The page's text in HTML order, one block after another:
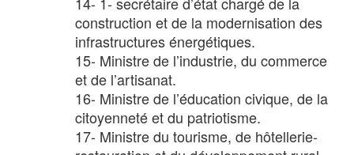
construction et de la modernisation des
infrastructures énergétiques.
15- Ministre de l’industrie, du commerce
et de l’artisanat.
16- Ministre de l’éducation civique, de la
citoyenneté et du patriotisme.
17- Ministre du tourisme, de hôtellerie-